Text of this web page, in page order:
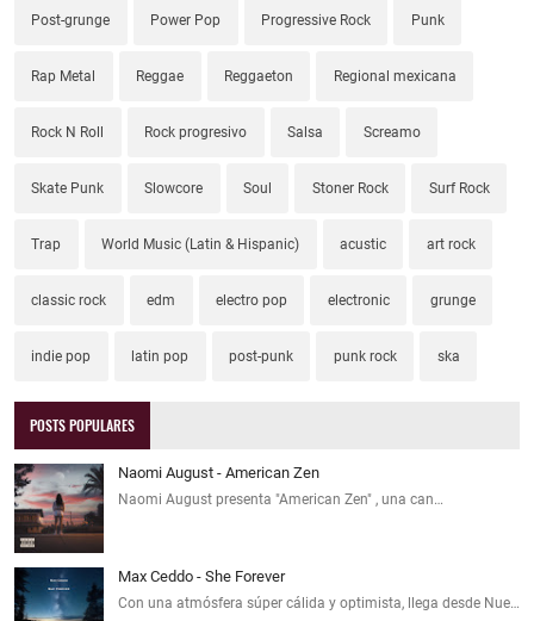
Post-grunge Power Pop Progressive Rock Punk
Rap Metal Reggae Reggaeton Regional mexicana
Rock N Roll Rock progresivo Salsa Screamo
Skate Punk Slowcore Soul Stoner Rock Surf Rock
Trap World Music (Latin & Hispanic) acustic art rock
classic rock edm electro pop electronic grunge
indie pop latin pop post-punk punk rock ska
POSTS POPULARES
Naomi August - American Zen
Naomi August presenta "American Zen" , una can…
Max Ceddo - She Forever
Con una atmósfera súper cálida y optimista, llega desde Nue…